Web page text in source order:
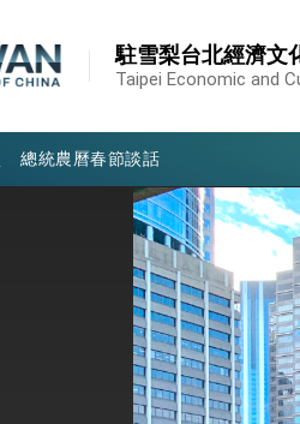
駐雪梨台北經濟文
Taipei Economic and
總統與五院院長新春茶敘 盼化分歧
台美貿易協議完成簽署達成6大目
臺美簽署「對等貿易協定」確立對
總統接受「法新社」（AFP）專訪內
外交部長林佳龍於《外交事務》撰
總統主持「台美經濟繁榮夥伴對